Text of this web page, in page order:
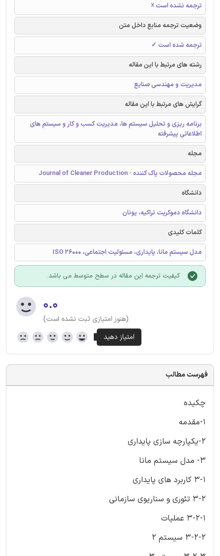
ترجمه نشده است ☓
وضعیت ترجمه منابع داخل متن
ترجمه شده است ✓
رشته های مرتبط با این مقاله
مدیریت و مهندسی صنایع
گرایش های مرتبط با این مقاله
برنامه ریزی و تحلیل سیستم ها، مدیریت کسب و کار و سیستم های
اطلاعاتی پیشرفته
مجله
مجله محصولات پاک کننده - Journal of Cleaner Production
دانشگاه
دانشگاه دموکریت تراکیه، یونان
کلمات کلیدی
مدل سیستم مانا، پایداری، مسئولیت اجتماعی، ISO 26000
کیفیت ترجمه این مقاله در سطح متوسط می باشد.
۰.۰
(هنوز امتیازی ثبت نشده است)
فهرست مطالب
چکیده
1-مقدمه
2-یکپارچه سازی پایداری
3- مدل سیستم مانا
3-1 کاربرد های پایداری
3-2 تئوری و سناریوی سازمانی
3-2-1 عملیات
3-2-2 سیستم 2